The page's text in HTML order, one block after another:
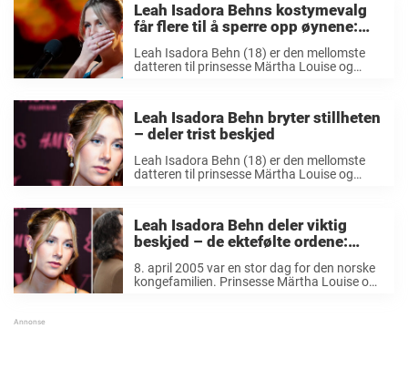
Leah Isadora Behns kostymevalg
får flere til å sperre opp øynene:
«Dette er den mest…»
Leah Isadora Behn (18) er den mellomste
datteren til prinsesse Märtha Louise og
Leah Isadora Behn bryter stillheten
– deler trist beskjed
Leah Isadora Behn (18) er den mellomste
datteren til prinsesse Märtha Louise og
Leah Isadora Behn deler viktig
beskjed – de ektefølte ordene:
«Smerte kan ta over deg»
8. april 2005 var en stor dag for den norske
kongefamilien. Prinsesse Märtha Louise og